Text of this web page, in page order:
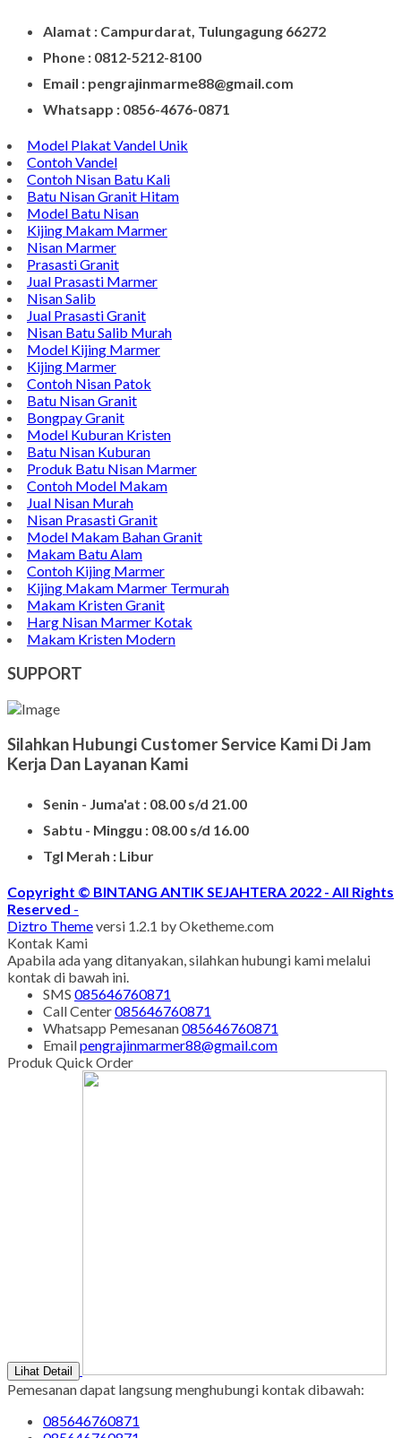
Alamat : Campurdarat, Tulungagung 66272
Phone : 0812-5212-8100
Email : pengrajinmarme88@gmail.com
Whatsapp : 0856-4676-0871
Model Plakat Vandel Unik
Contoh Vandel
Contoh Nisan Batu Kali
Batu Nisan Granit Hitam
Model Batu Nisan
Kijing Makam Marmer
Nisan Marmer
Prasasti Granit
Jual Prasasti Marmer
Nisan Salib
Jual Prasasti Granit
Nisan Batu Salib Murah
Model Kijing Marmer
Kijing Marmer
Contoh Nisan Patok
Batu Nisan Granit
Bongpay Granit
Model Kuburan Kristen
Batu Nisan Kuburan
Produk Batu Nisan Marmer
Contoh Model Makam
Jual Nisan Murah
Nisan Prasasti Granit
Model Makam Bahan Granit
Makam Batu Alam
Contoh Kijing Marmer
Kijing Makam Marmer Termurah
Makam Kristen Granit
Harg Nisan Marmer Kotak
Makam Kristen Modern
SUPPORT
Silahkan Hubungi Customer Service Kami Di Jam
Kerja Dan Layanan Kami
Senin - Juma'at : 08.00 s/d 21.00
Sabtu - Minggu : 08.00 s/d 16.00
Tgl Merah : Libur
Copyright © BINTANG ANTIK SEJAHTERA 2022 - All Rights
Reserved -
Diztro Themeversi 1.2.1 by Oketheme.com
Kontak Kami
Apabila ada yang ditanyakan, silahkan hubungi kami melalui
kontak di bawah ini.
SMS 085646760871
Call Center085646760871
Whatsapp Pemesanan085646760871
Emailpengrajinmarmer88@gmail.com
Produk Quick Order
Lihat Detail
Pemesanan dapat langsung menghubungi kontak dibawah:
085646760871